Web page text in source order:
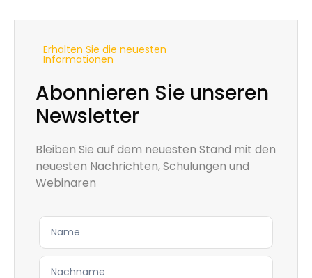
Erhalten Sie die neuesten
Informationen
Abonnieren Sie unseren
Newsletter
Bleiben Sie auf dem neuesten Stand mit den
neuesten Nachrichten, Schulungen und
Webinaren